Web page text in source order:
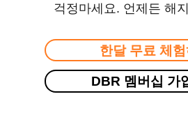
걱정마세요. 언제든 해
한달 무료 체험
DBR 멤버십 가